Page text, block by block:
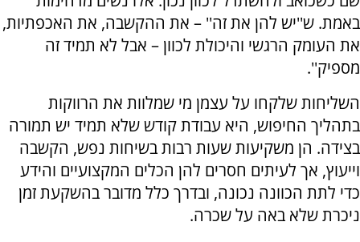
באמת. ש''יש להן את זה'' – את ההקשבה, את האכפתיות,
את העומק הרגשי והיכולת לכוון – אבל לא תמיד זה
מספיק''.
השליחות שלקחו על עצמן מי שמלוות את הרווקות
בתהליך החיפוש, היא עבודת קודש שלא תמיד יש תמורה
בצידה. הן משקיעות שעות רבות בשיחות נפש, הקשבה
וייעוץ, אך לעיתים חסרים להן הכלים המקצועיים והידע
כדי לתת הכוונה נכונה, ובדרך כלל מדובר בהשקעת זמן
ניכרת שלא באה על שכרה.